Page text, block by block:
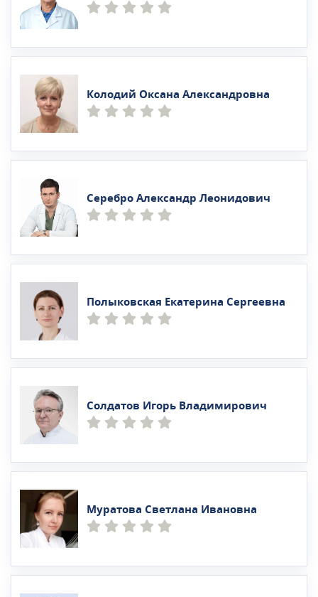
Колодий Оксана Александровна
Серебро Александр Леонидович
Полыковская Екатерина Сергеевна
Солдатов Игорь Владимирович
Муратова Светлана Ивановна